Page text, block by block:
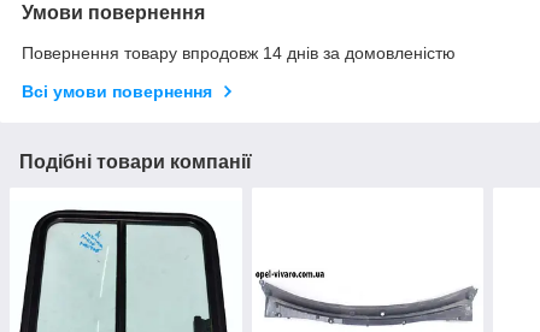
Умови повернення
Повернення товару впродовж 14 днів за домовленістю
Всі умови повернення
Подібні товари компанії